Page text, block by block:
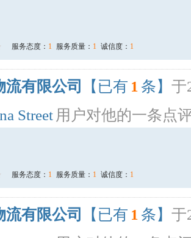
服务态度： 1 服务质量： 1 诚信度： 1
有限公司 【已有 1 条】 于
Street 用户对他的一条点
服务态度： 1 服务质量： 1 诚信度： 1
有限公司 【已有 1 条】 于